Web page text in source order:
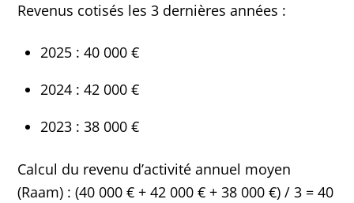
Revenus cotisés les 3 dernières années :
2025 : 40 000 €
2024 : 42 000 €
2023 : 38 000 €
Calcul du revenu d’activité annuel moyen
(Raam) : (40 000 € + 42 000 € + 38 000 €) / 3 = 40